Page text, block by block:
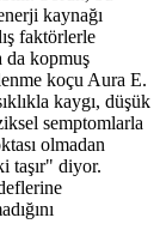
kaynağı
faktörlerle
da kopmuş
koçu Aura E.
kaygı, düşük
semptomlarla
olmadan
taşır" diyor.